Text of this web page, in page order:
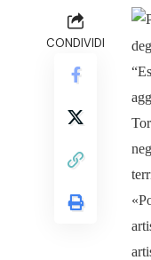
CONDIVIDI